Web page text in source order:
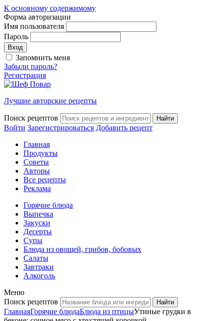
К основному содержимому
Форма авторизации
Имя пользователя
Пароль
Запомнить меня
Забыли пароль?
Регистрация
Лучшие авторские рецепты
Поиск рецептов
Войти Зарегистрироваться Добавить рецепт
Главная
Продукты
Советы
Авторы
Все рецепты
Реклама
Горячие блюда
Выпечка
Закуски
Десерты
Супы
Блюда из овощей, грибов, бобовых
Салаты
Завтраки
Алкоголь
Меню
Поиск рецептов
ГлавнаяГорячие блюдаБлюда из птицыУтиные грудки в